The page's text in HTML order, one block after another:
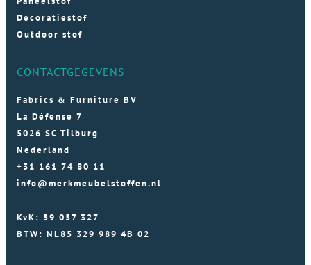
Decoratiestof
Outdoor stof
CONTACTGEGEVENS
Fabrics & Furniture BV
La Défense 7
5026 SC Tilburg
Nederland
+31 161 74 80 11
info@merkmeubelstoffen.nl
KvK: 59 057 327
BTW: NL85 329 989 4B 02